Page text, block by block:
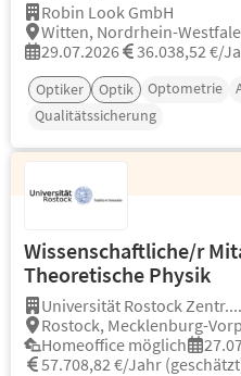
Robin Look GmbH
Witten, Nordrhein-
29.07.2026
36.038,52 €/
Optiker Optik Optometrie
Qualitätssicherung
Wissenschaftliche/r
Theoretische Physik
Universität Rostock Zentr....
Rostock, Mecklenburg-
Homeoffice möglich
57.708,82 €/Jahr